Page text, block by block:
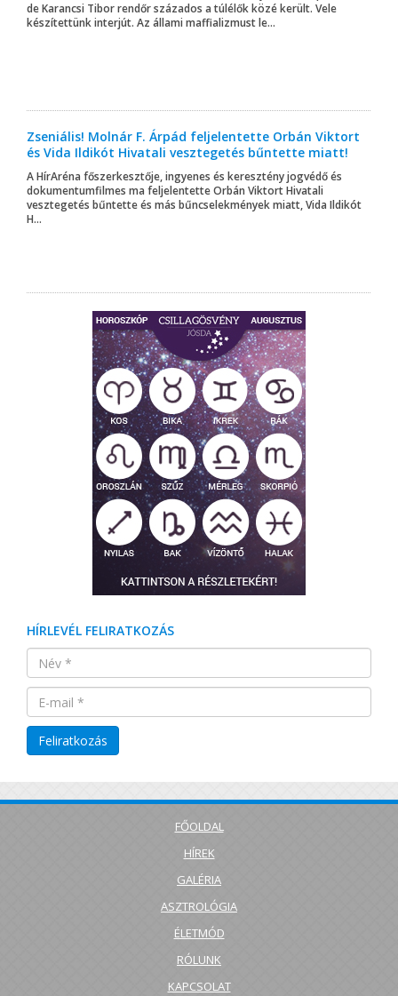
de Karancsi Tibor rendőr százados a túlélők közé került. Vele
készítettünk interjút. Az állami maffializmust le...
Zseniális! Molnár F. Árpád feljelentette Orbán Viktort
és Vida Ildikót Hivatali vesztegetés bűntette miatt!
A HírAréna főszerkesztője, ingyenes és keresztény jogvédő és
dokumentumfilmes ma feljelentette Orbán Viktort Hivatali
vesztegetés bűntette és más bűncselekmények miatt, Vida Ildikót
H...
HÍRLEVÉL FELIRATKOZÁS
FŐOLDAL
HÍREK
GALÉRIA
ASZTROLÓGIA
ÉLETMÓD
RÓLUNK
KAPCSOLAT